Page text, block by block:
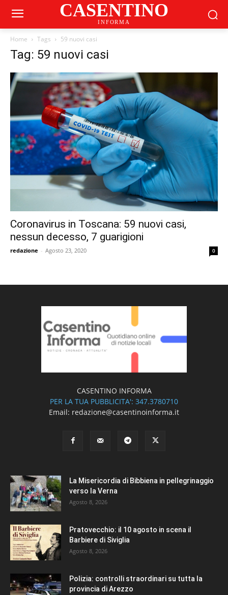
CASENTINO
INFORMA
Home Tags 59 nuovi casi
Tag: 59 nuovi casi
Coronavirus in Toscana: 59 nuovi casi,
nessun decesso, 7 guarigioni
redazione - Agosto 23, 2020 0
CASENTINO INFORMA
PER LA TUA PUBBLICITA': 347.3780710
Email: redazione@casentinoinforma.it
La Misericordia di Bibbiena in pellegrinaggio
verso la Verna
Agosto 8, 2026
Pratovecchio: il 10 agosto in scena il
Barbiere di Siviglia
Agosto 8, 2026
Polizia: controlli straordinari su tutta la
provincia di Arezzo